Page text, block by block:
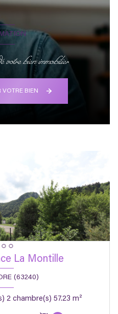
bien immobilier
VOTRE BIEN
La Montille
(63240)
Appartement 3 pièce(s) 2 chambre(s) 57.23 m²